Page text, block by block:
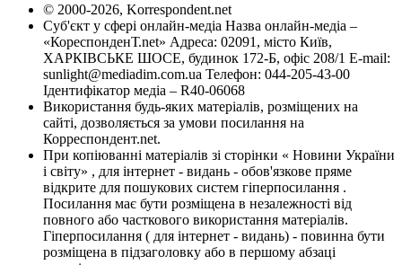
© 2000-2026, Korrespondent.net
Суб'єкт у сфері онлайн-медіа Назва онлайн-медіа –
«КореспонденТ.net» Адреса: 02091, місто Київ,
ХАРКІВСЬКЕ ШОСЕ, будинок 172-Б, офіс 208/1 E-mail:
sunlight@mediadim.com.ua Телефон: 044-205-43-00
Ідентифікатор медіа – R40-06068
Використання будь-яких матеріалів, розміщених на
сайті, дозволяється за умови посилання на
Корреспондент.net.
При копіюванні матеріалів зі сторінки « Новини України
і світу» , для інтернет - видань - обов'язкове пряме
відкрите для пошукових систем гіперпосилання .
Посилання має бути розміщена в незалежності від
повного або часткового використання матеріалів.
Гіперпосилання ( для інтернет - видань) - повинна бути
розміщена в підзаголовку або в першому абзаці